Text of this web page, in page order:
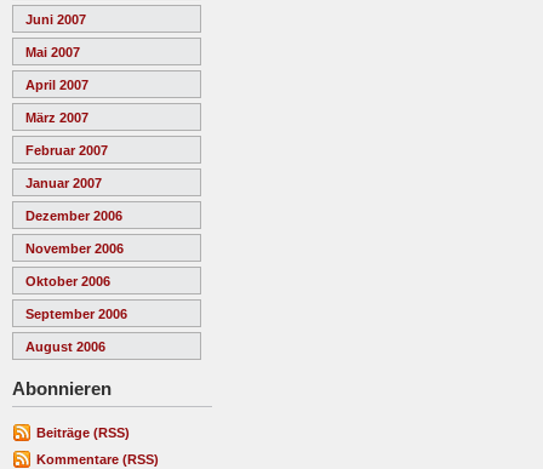
Juni 2007
Mai 2007
April 2007
März 2007
Februar 2007
Januar 2007
Dezember 2006
November 2006
Oktober 2006
September 2006
August 2006
Abonnieren
Beiträge (RSS)
Kommentare (RSS)